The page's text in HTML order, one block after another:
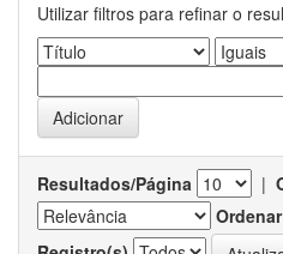
Utilizar filtros para refinar o
Resultados/Página |
Ordenar